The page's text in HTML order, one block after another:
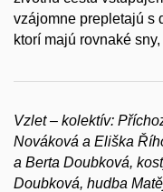
vzájomne prepletajú s
ktorí majú rovnaké
Vzlet – kolektív:
Nováková a Eliška
a Berta Doubková,
Doubková, hudba